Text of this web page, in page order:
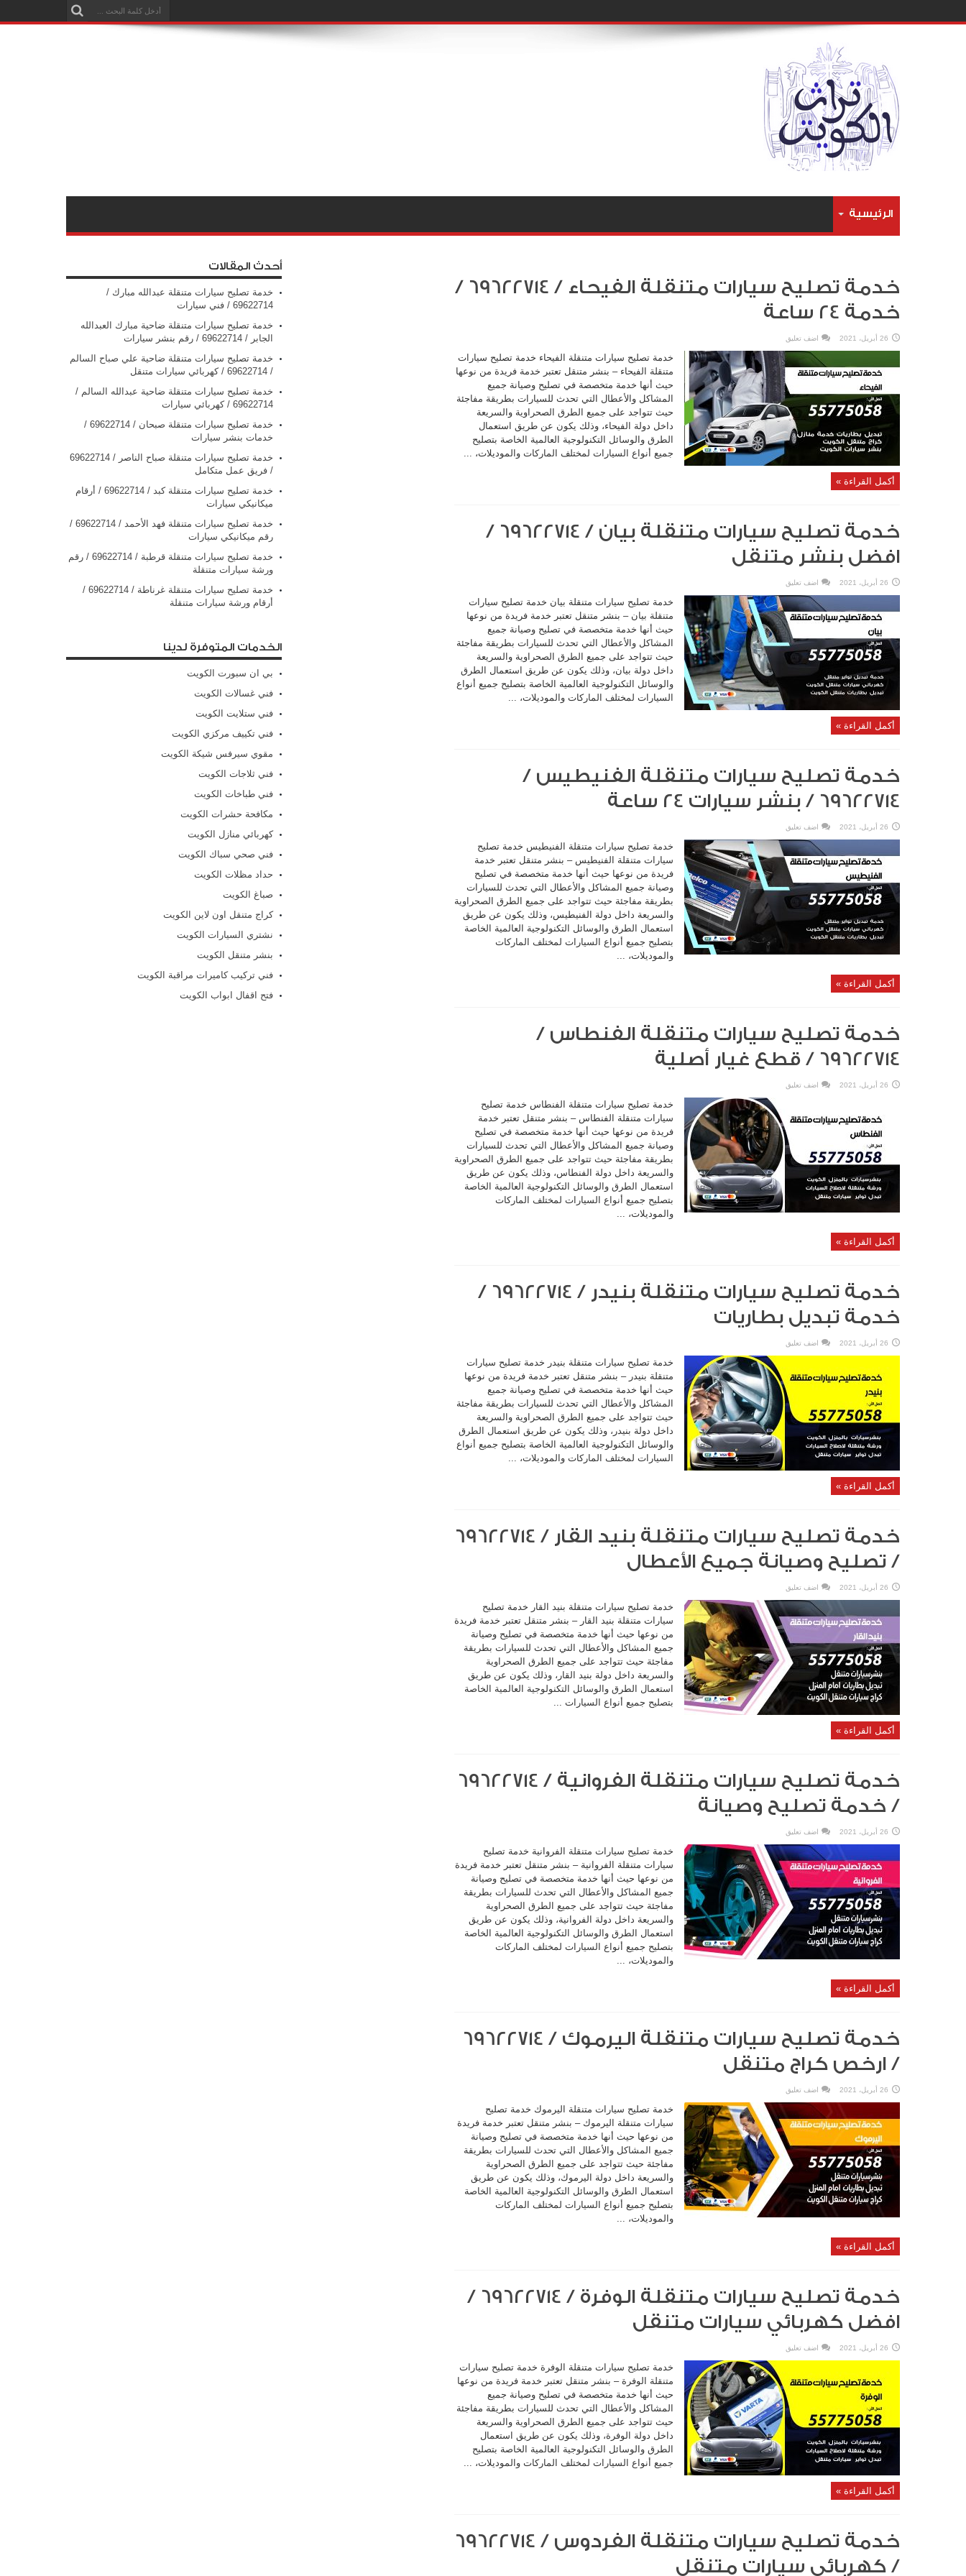
الرئيسية
خدمة تصليح سيارات متنقلة الفيحاء / 69622714‬ /
خدمة 24 ساعة
26 أبريل، 2021 اضف تعليق
خدمة تصليح سيارات متنقلة الفيحاء خدمة تصليح سيارات
متنقلة الفيحاء – بنشر متنقل تعتبر خدمة فريدة من نوعها
حيث أنها خدمة متخصصة في تصليح وصيانة جميع
المشاكل والأعطال التي تحدث للسيارات بطريقة مفاجئة
حيث تتواجد على جميع الطرق الصحراوية والسريعة
داخل دولة الفيحاء، وذلك يكون عن طريق استعمال
الطرق والوسائل التكنولوجية العالمية الخاصة بتصليح
جميع أنواع السيارات لمختلف الماركات والموديلات، ...
أكمل القراءة »
خدمة تصليح سيارات متنقلة بيان / 69622714‬ /
افضل بنشر متنقل
26 أبريل، 2021 اضف تعليق
خدمة تصليح سيارات متنقلة بيان خدمة تصليح سيارات
متنقلة بيان – بنشر متنقل تعتبر خدمة فريدة من نوعها
حيث أنها خدمة متخصصة في تصليح وصيانة جميع
المشاكل والأعطال التي تحدث للسيارات بطريقة مفاجئة
حيث تتواجد على جميع الطرق الصحراوية والسريعة
داخل دولة بيان، وذلك يكون عن طريق استعمال الطرق
والوسائل التكنولوجية العالمية الخاصة بتصليح جميع أنواع
السيارات لمختلف الماركات والموديلات، ...
أكمل القراءة »
خدمة تصليح سيارات متنقلة الفنيطيس /
69622714‬ / بنشر سيارات 24 ساعة
26 أبريل، 2021 اضف تعليق
خدمة تصليح سيارات متنقلة الفنيطيس خدمة تصليح
سيارات متنقلة الفنيطيس – بنشر متنقل تعتبر خدمة
فريدة من نوعها حيث أنها خدمة متخصصة في تصليح
وصيانة جميع المشاكل والأعطال التي تحدث للسيارات
بطريقة مفاجئة حيث تتواجد على جميع الطرق الصحراوية
والسريعة داخل دولة الفنيطيس، وذلك يكون عن طريق
استعمال الطرق والوسائل التكنولوجية العالمية الخاصة
بتصليح جميع أنواع السيارات لمختلف الماركات
والموديلات، ...
أكمل القراءة »
خدمة تصليح سيارات متنقلة الفنطاس /
69622714‬ / قطع غيار أصلية
26 أبريل، 2021 اضف تعليق
خدمة تصليح سيارات متنقلة الفنطاس خدمة تصليح
سيارات متنقلة الفنطاس – بنشر متنقل تعتبر خدمة
فريدة من نوعها حيث أنها خدمة متخصصة في تصليح
وصيانة جميع المشاكل والأعطال التي تحدث للسيارات
بطريقة مفاجئة حيث تتواجد على جميع الطرق الصحراوية
والسريعة داخل دولة الفنطاس، وذلك يكون عن طريق
استعمال الطرق والوسائل التكنولوجية العالمية الخاصة
بتصليح جميع أنواع السيارات لمختلف الماركات
والموديلات، ...
أكمل القراءة »
خدمة تصليح سيارات متنقلة بنيدر / 69622714‬ /
خدمة تبديل بطاريات
26 أبريل، 2021 اضف تعليق
خدمة تصليح سيارات متنقلة بنيدر خدمة تصليح سيارات
متنقلة بنيدر – بنشر متنقل تعتبر خدمة فريدة من نوعها
حيث أنها خدمة متخصصة في تصليح وصيانة جميع
المشاكل والأعطال التي تحدث للسيارات بطريقة مفاجئة
حيث تتواجد على جميع الطرق الصحراوية والسريعة
داخل دولة بنيدر، وذلك يكون عن طريق استعمال الطرق
والوسائل التكنولوجية العالمية الخاصة بتصليح جميع أنواع
السيارات لمختلف الماركات والموديلات، ...
أكمل القراءة »
/ تصليح وصيانة جميع الأعطال
26 أبريل، 2021 اضف تعليق
خدمة تصليح سيارات متنقلة بنيد القار خدمة تصليح
سيارات متنقلة بنيد القار – بنشر متنقل تعتبر خدمة فريدة
من نوعها حيث أنها خدمة متخصصة في تصليح وصيانة
جميع المشاكل والأعطال التي تحدث للسيارات بطريقة
مفاجئة حيث تتواجد على جميع الطرق الصحراوية
والسريعة داخل دولة بنيد القار، وذلك يكون عن طريق
استعمال الطرق والوسائل التكنولوجية العالمية الخاصة
بتصليح جميع أنواع السيارات ...
أكمل القراءة »
/ خدمة تصليح وصيانة
26 أبريل، 2021 اضف تعليق
خدمة تصليح سيارات متنقلة الفروانية خدمة تصليح
سيارات متنقلة الفروانية – بنشر متنقل تعتبر خدمة فريدة
من نوعها حيث أنها خدمة متخصصة في تصليح وصيانة
جميع المشاكل والأعطال التي تحدث للسيارات بطريقة
مفاجئة حيث تتواجد على جميع الطرق الصحراوية
والسريعة داخل دولة الفروانية، وذلك يكون عن طريق
استعمال الطرق والوسائل التكنولوجية العالمية الخاصة
بتصليح جميع أنواع السيارات لمختلف الماركات
والموديلات، ...
أكمل القراءة »
/ ارخص كراج متنقل
26 أبريل، 2021 اضف تعليق
خدمة تصليح سيارات متنقلة اليرموك خدمة تصليح
سيارات متنقلة اليرموك – بنشر متنقل تعتبر خدمة فريدة
من نوعها حيث أنها خدمة متخصصة في تصليح وصيانة
جميع المشاكل والأعطال التي تحدث للسيارات بطريقة
مفاجئة حيث تتواجد على جميع الطرق الصحراوية
والسريعة داخل دولة اليرموك، وذلك يكون عن طريق
استعمال الطرق والوسائل التكنولوجية العالمية الخاصة
بتصليح جميع أنواع السيارات لمختلف الماركات
والموديلات، ...
أكمل القراءة »
خدمة تصليح سيارات متنقلة الوفرة / 69622714‬ /
افضل كهربائي سيارات متنقل
26 أبريل، 2021 اضف تعليق
خدمة تصليح سيارات متنقلة الوفرة خدمة تصليح سيارات
متنقلة الوفرة – بنشر متنقل تعتبر خدمة فريدة من نوعها
حيث أنها خدمة متخصصة في تصليح وصيانة جميع
المشاكل والأعطال التي تحدث للسيارات بطريقة مفاجئة
حيث تتواجد على جميع الطرق الصحراوية والسريعة
داخل دولة الوفرة، وذلك يكون عن طريق استعمال
الطرق والوسائل التكنولوجية العالمية الخاصة بتصليح
جميع أنواع السيارات لمختلف الماركات والموديلات، ...
أكمل القراءة »
/ كهربائي سيارات متنقل
أحدث المقالات
خدمة تصليح سيارات متنقلة عبدالله مبارك /
69622714‬ / فني سيارات
خدمة تصليح سيارات متنقلة ضاحية مبارك العبدالله
الجابر / 69622714‬ / رقم بنشر سيارات
خدمة تصليح سيارات متنقلة ضاحية علي صباح السالم
/ 69622714‬ / كهربائي سيارات متنقل
خدمة تصليح سيارات متنقلة ضاحية عبدالله السالم /
69622714‬ / كهربائي سيارات
خدمة تصليح سيارات متنقلة صبحان / 69622714‬ /
خدمات بنشر سيارات
/ فريق عمل متكامل
خدمة تصليح سيارات متنقلة كبد / 69622714‬ / أرقام
ميكانيكي سيارات
خدمة تصليح سيارات متنقلة فهد الأحمد / 69622714‬ /
رقم ميكانيكي سيارات
خدمة تصليح سيارات متنقلة قرطبة / 69622714‬ / رقم
ورشة سيارات متنقلة
خدمة تصليح سيارات متنقلة غرناطة / 69622714‬ /
أرقام ورشة سيارات متنقلة
الخدمات المتوفرة لدينا
بي ان سبورت الكويت
فني غسالات الكويت
فني ستلايت الكويت
فني تكييف مركزي الكويت
مقوي سيرفس شيكة الكويت
فني ثلاجات الكويت
فني طباخات الكويت
مكافحة حشرات الكويت
كهربائي منازل الكويت
فني صحي سباك الكويت
حداد مظلات الكويت
صباغ الكويت
كراج متنقل اون لاين الكويت
نشتري السيارات الكويت
بنشر متنقل الكويت
فني تركيب كاميرات مراقبة الكويت
فتح اقفال ابواب الكويت